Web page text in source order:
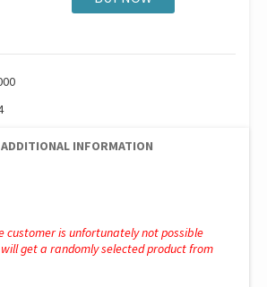
ADDITIONAL INFORMATION
customer is unfortunately not possible
will get a randomly selected product from